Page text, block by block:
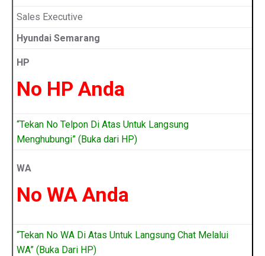
Sales Executive
Hyundai Semarang
HP
No HP Anda
“Tekan No Telpon Di Atas Untuk Langsung
Menghubungi” (Buka dari HP)
WA
No WA Anda
“Tekan No WA Di Atas Untuk Langsung Chat Melalui
WA” (Buka Dari HP)